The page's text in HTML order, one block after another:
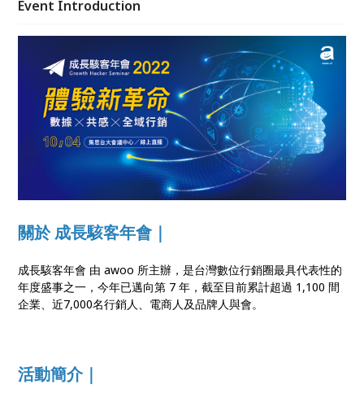
不可不知的成長駭客煉金術！
Event Introduction
關於 成長駭客年會｜
成長駭客年會 由 awoo 所主辦，是台灣數位行銷圈最具代表性的
年度盛事之一，今年已邁向第 7 年，截至目前累計超過 1,100 間
企業、近7,000名行銷人、電商人及品牌人與會。
活動簡介｜